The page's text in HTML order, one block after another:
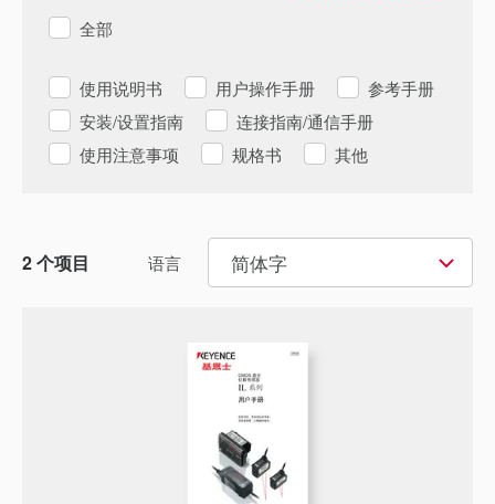
全部
使用说明书 用户操作手册
参考手册
安装/设置指南
连接指南/通信手册
使用注意事项
规格书 其他
语言 简体字
2个项目